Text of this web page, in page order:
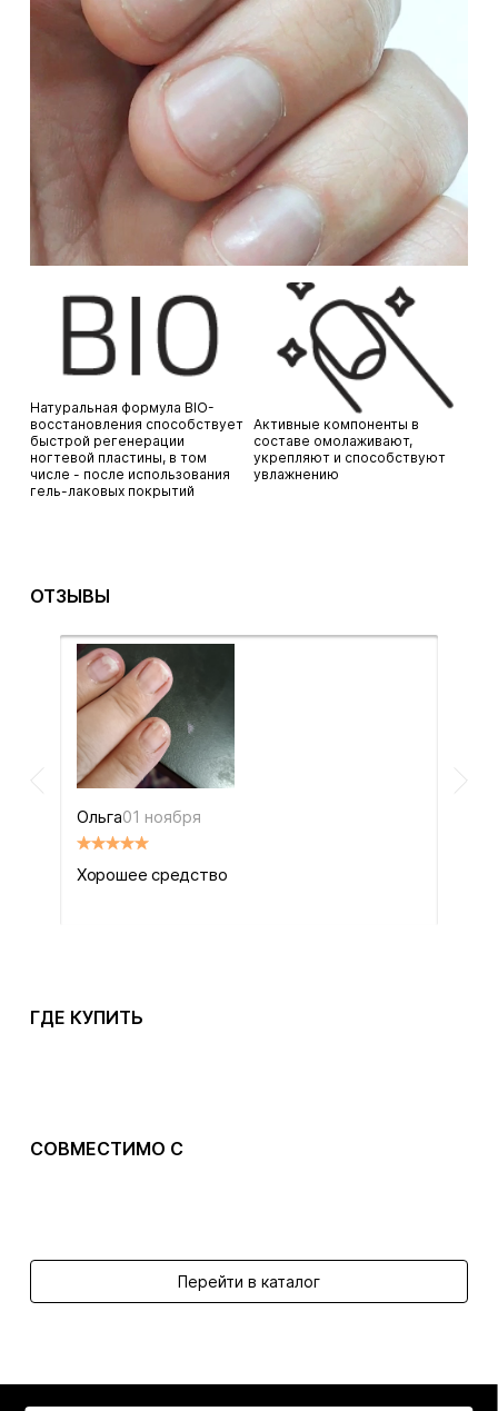
Натуральная формула BIO-
восстановления способствует
быстрой регенерации
ногтевой пластины, в том
числе - после использования
гель-лаковых покрытий
Активные компоненты в
составе омолаживают,
укрепляют и способствуют
увлажнению
ОТЗЫВЫ
Ольга01 ноября
Хорошее средство
ГДЕ КУПИТЬ
СОВМЕСТИМО С
Перейти в каталог